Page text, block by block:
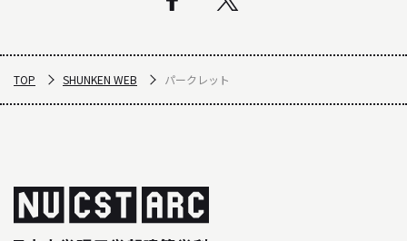
TOP SHUNKEN WEB パークレット